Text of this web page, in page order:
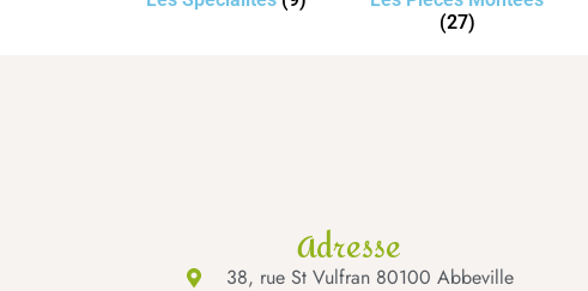
(27)
Adresse
38, rue St Vulfran 80100 Abbeville